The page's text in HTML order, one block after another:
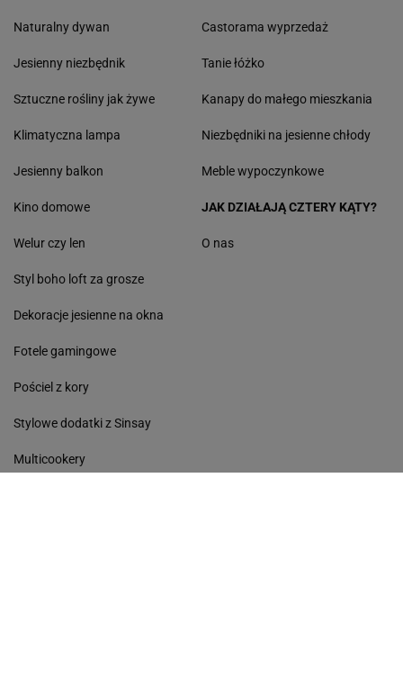
Naturalny dywan
Jesienny niezbędnik
Sztuczne rośliny jak żywe
Klimatyczna lampa
Jesienny balkon
Castorama wyprzedaż
Tanie łóżko
Kanapy do małego mieszkania
Niezbędniki na jesienne chłody
Meble wypoczynkowe
Kino domowe
Welur czy len
Styl boho loft za grosze
Dekoracje jesienne na okna
Fotele gamingowe
Pościel z kory
Stylowe dodatki z Sinsay
Multicookery
JAK DZIAŁAJĄ CZTERY KĄTY?
O nas